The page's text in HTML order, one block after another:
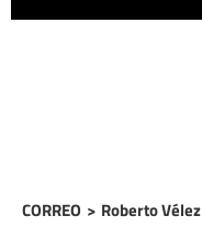
CORREO > Roberto Vélez